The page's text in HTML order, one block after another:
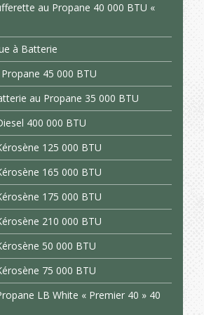
au Propane 40 000 BTU «
à Batterie
45 000 BTU
au Propane 35 000 BTU
400 000 BTU
125 000 BTU
165 000 BTU
175 000 BTU
210 000 BTU
50 000 BTU
75 000 BTU
LB White « Premier 40 » 40